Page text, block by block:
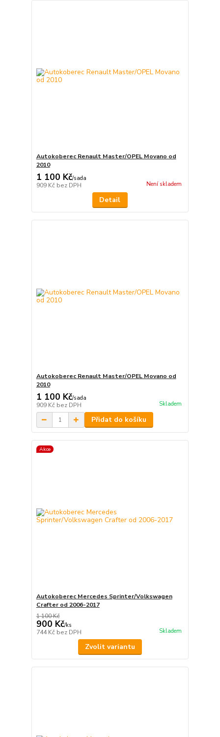
Autokoberec Renault Master/OPEL Movano od
2010
1 100 Kč/sada
909 Kč bez DPH Není skladem
Detail
Autokoberec Renault Master/OPEL Movano od
2010
1 100 Kč/sada
909 Kč bez DPH Skladem
Přidat do košíku
Akce
Autokoberec Mercedes Sprinter/Volkswagen
Crafter od 2006-2017
1 100 Kč
900 Kč/ks
744 Kč bez DPH Skladem
Zvolit variantu